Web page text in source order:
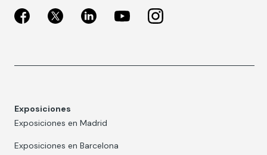
Exposiciones
Exposiciones en Madrid
Exposiciones en Barcelona